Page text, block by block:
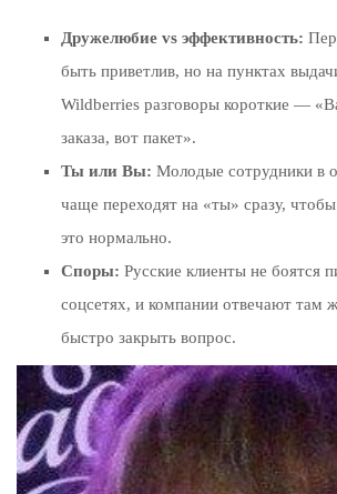
Дружелюбие vs эффективность:
быть приветлив, но на пунктах
Wildberries разговоры короткие —
заказа, вот пакет».
Ты или Вы: Молодые сотрудники в
чаще переходят на «ты» сразу,
это нормально.
Споры: Русские клиенты не боятся
соцсетях, и компании отвечают там
быстро закрыть вопрос.